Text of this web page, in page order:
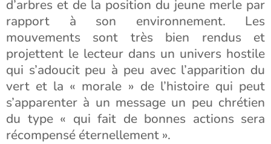
d’arbres et de la position du jeune merle par
rapport à son environnement. Les
mouvements sont très bien rendus et
projettent le lecteur dans un univers hostile
qui s’adoucit peu à peu avec l’apparition du
vert et la « morale » de l’histoire qui peut
s’apparenter à un message un peu chrétien
du type « qui fait de bonnes actions sera
récompensé éternellement ».